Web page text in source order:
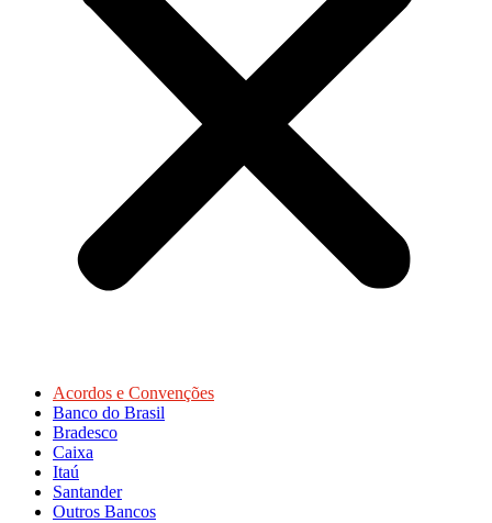
Acordos e Convenções
Banco do Brasil
Bradesco
Caixa
Itaú
Santander
Outros Bancos